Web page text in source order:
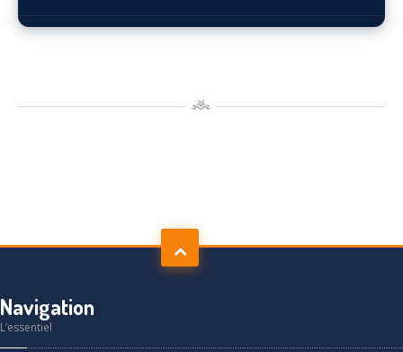
Navigation
L’essentiel